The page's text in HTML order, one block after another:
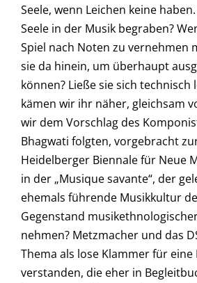
Seele, wenn Leichen keine
Seele in der Musik begraben?
Spiel nach Noten zu vernehmen
sie da hinein, um überhaupt
können? Ließe sie sich technisch
kämen wir ihr näher, gleichsam
wir dem Vorschlag des
Bhagwati folgten, vorgebracht
Heidelberger Biennale für Neue
in der „Musique savante“, der
ehemals führende Musikkultur
Gegenstand
nehmen? Metzmacher und das
Thema als lose Klammer für
verstanden, die eher in